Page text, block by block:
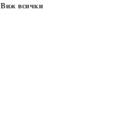
Виж всички